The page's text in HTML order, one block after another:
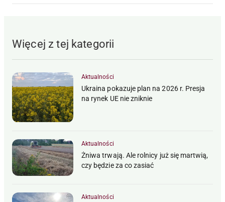
Więcej z tej kategorii
Aktualności
Ukraina pokazuje plan na 2026 r. Presja
na rynek UE nie zniknie
Aktualności
Żniwa trwają. Ale rolnicy już się martwią,
czy będzie za co zasiać
Aktualności